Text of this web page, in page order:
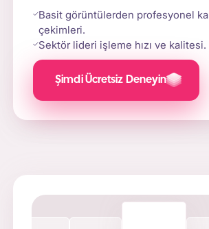
Basit görüntülerden profesyonel
çekimleri.
Sektör lideri işleme hızı ve kalitesi.
Şimdi Ücretsiz Deneyin